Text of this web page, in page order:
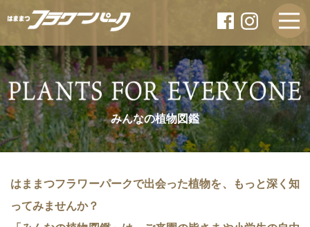
みんなの植物図鑑
はままつフラワーパークで出会った植物を、もっと深く知
ってみませんか？